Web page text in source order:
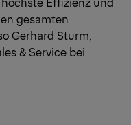
gesamten
Gerhard Sturm,
& Service bei